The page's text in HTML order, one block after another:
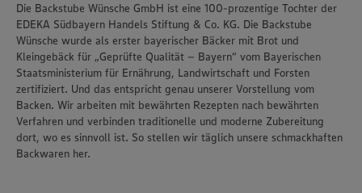
Die Backstube Wünsche GmbH ist eine 100-prozentige Tochter der
EDEKA Südbayern Handels Stiftung & Co. KG. Die Backstube
Wünsche wurde als erster bayerischer Bäcker mit Brot und
Kleingebäck für „Geprüfte Qualität – Bayern“ vom Bayerischen
Staatsministerium für Ernährung, Landwirtschaft und Forsten
zertifiziert. Und das entspricht genau unserer Vorstellung vom
Backen. Wir arbeiten mit bewährten Rezepten nach bewährten
Verfahren und verbinden traditionelle und moderne Zubereitung
dort, wo es sinnvoll ist. So stellen wir täglich unsere schmackhaften
Backwaren her.